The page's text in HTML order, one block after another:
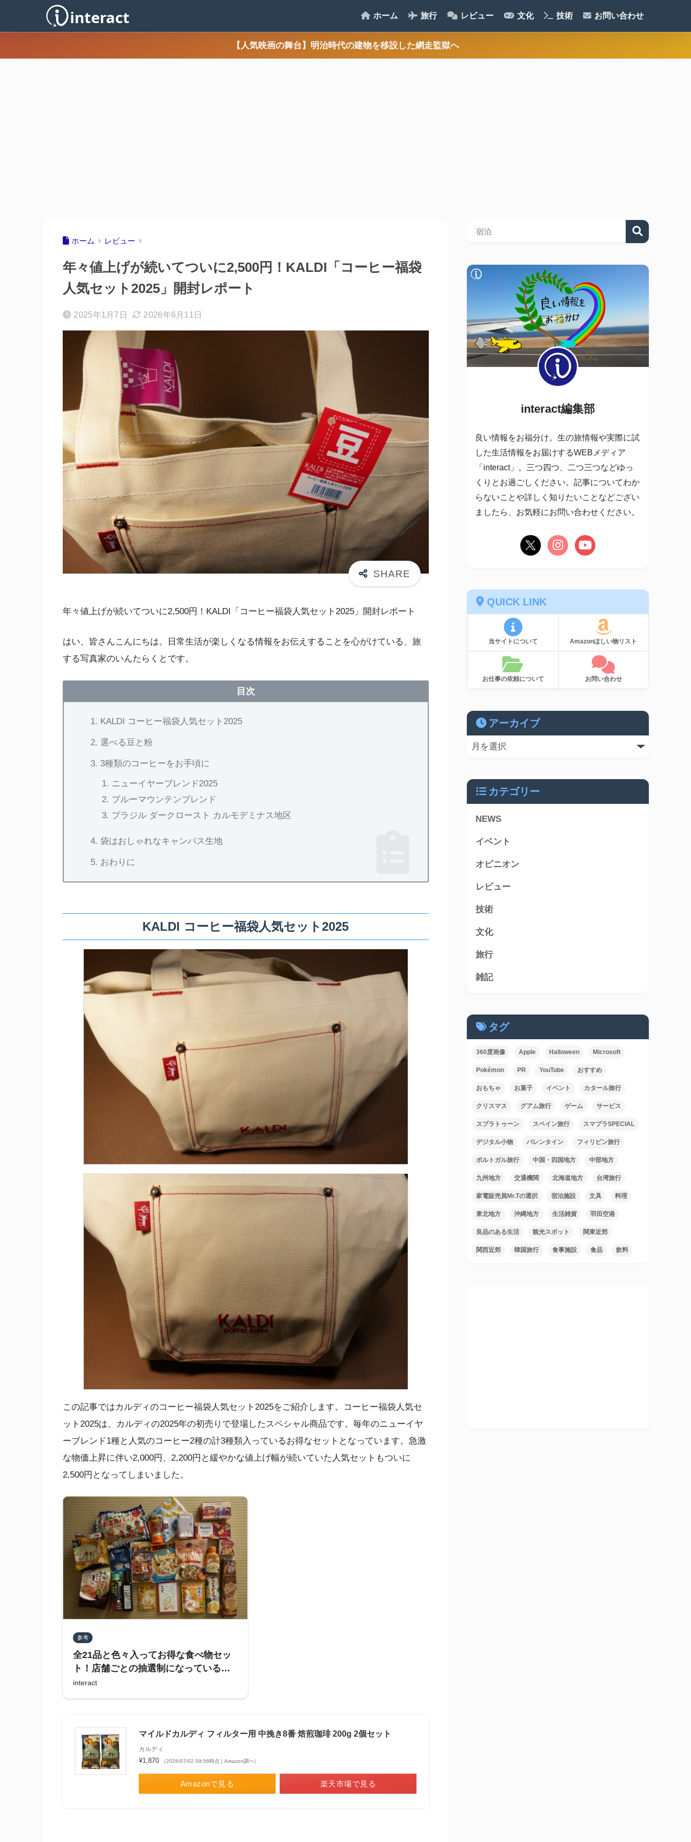
ホーム 旅行 レビュー 文化 技術 お問い合わせ
【人気映画の舞台】明治時代の建物を移設した網走監獄へ
ホーム レビュー
年々値上げが続いてついに2,500円！KALDI「コーヒー福袋
人気セット2025」開封レポート
2025年1月7日 2026年6月11日
年々値上げが続いてついに2,500円！KALDI「コーヒー福袋人気セット2025」開封レポート
はい、皆さんこんにちは。日常生活が楽しくなる情報をお伝えすることを心がけている、旅
する写真家のいんたらくとです。
目次
KALDI コーヒー福袋人気セット2025
選べる豆と粉
3種類のコーヒーをお手頃に
ニューイヤーブレンド2025
ブルーマウンテンブレンド
ブラジル ダークロースト カルモデミナス地区
袋はおしゃれなキャンバス生地
おわりに
KALDI コーヒー福袋人気セット2025
この記事ではカルディのコーヒー福袋人気セット2025をご紹介します。コーヒー福袋人気セ
ット2025は、カルディの2025年の初売りで登場したスペシャル商品です。毎年のニューイヤ
ーブレンド1種と人気のコーヒー2種の計3種類入っているお得なセットとなっています。急激
な物価上昇に伴い2,000円、2,200円と緩やかな値上げ幅が続いていた人気セットもついに
2,500円となってしまいました。
参考
全21品と色々入ってお得な食べ物セッ
ト！店舗ごとの抽選制になっているカ
ルディ「食品福袋」開封レポート
interact
マイルドカルディ フィルター用 中挽き8番 焙煎珈琲 200g 2個セット
カルディ
¥1,870 （2026/07/02 09:56時点 | Amazon調べ）
Amazonで見る 楽天市場で見る
interact編集部
良い情報をお福分け。生の旅情報や実際に試
した生活情報をお届けするWEBメディア
「interact」。三つ四つ、二つ三つなどゆっ
くりとお過ごしください。記事についてわか
らないことや詳しく知りたいことなどござい
ましたら、お気軽にお問い合わせください。
QUICK LINK
当サイトについて Amazonほしい物リスト
お仕事の依頼について お問い合わせ
アーカイブ
カテゴリー
NEWS
イベント
オピニオン
レビュー
技術
文化
旅行
雑記
タグ
360度画像 Apple Halloween Microsoft
Pokémon PR YouTube おすすめ
おもちゃ お菓子 イベント カタール旅行
クリスマス グアム旅行 ゲーム サービス
スプラトゥーン スペイン旅行 スマブラSPECIAL
デジタル小物 バレンタイン フィリピン旅行
ポルトガル旅行 中国・四国地方 中部地方
九州地方 交通機関 北海道地方 台湾旅行
家電販売員Mr.Tの選択 宿泊施設 文具 料理
東北地方 沖縄地方 生活雑貨 羽田空港
良品のある生活 観光スポット 関東近郊
関西近郊 韓国旅行 食事施設 食品 飲料